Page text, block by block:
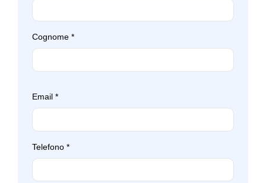
Cognome *
Email *
Telefono *